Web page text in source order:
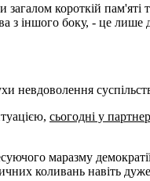
загалом короткій
з іншого боку, - це лише
невдоволення
сьогодні у
маразму
коливань навіть